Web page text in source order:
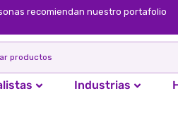
recomiendan nuestro portafolio
Industrias